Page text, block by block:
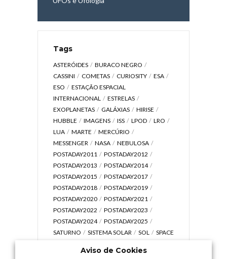
Tags
ASTERÓIDES
BURACO NEGRO
CASSINI
COMETAS CURIOSITY
ESA
ESO
ESTAÇÃO ESPACIAL
INTERNACIONAL
ESTRELAS
EXOPLANETAS
GALÁXIAS
HIRISE
HUBBLE
IMAGENS ISS LPOD
LRO
LUA
MARTE
MERCÚRIO
MESSENGER
NASA
NEBULOSA
POSTADAY2011
POSTADAY2012
POSTADAY2013
POSTADAY2014
POSTADAY2015
POSTADAY2017
POSTADAY2018
POSTADAY2019
POSTADAY2020
POSTADAY2021
POSTADAY2022
POSTADAY2023
POSTADAY2024
POSTADAY2025
SATURNO
SISTEMA SOLAR SOL
SPACE
UNIVERSO
VÍDEO
Aviso de Cookies